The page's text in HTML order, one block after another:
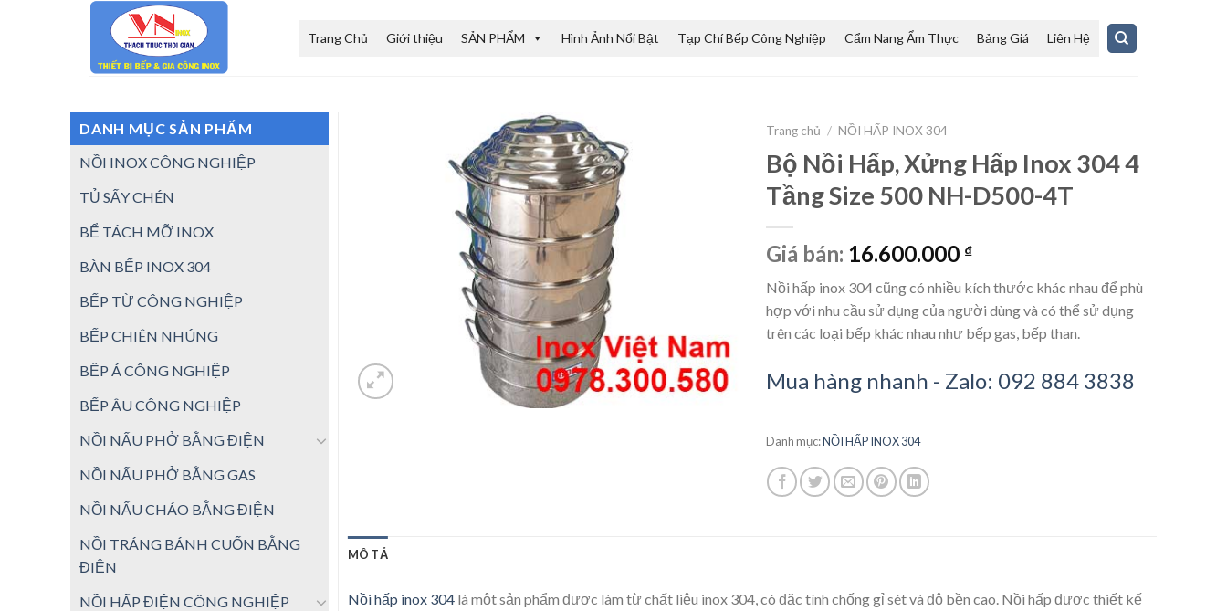
Trang Chủ Giới thiệu SẢN PHẨM Hình Ảnh Nổi Bật Tạp Chí Bếp Công Nghiệp Cẩm Nang Ẩm Thực Bảng Giá Liên Hệ
DANH MỤC SẢN PHẨM
NỒI INOX CÔNG NGHIỆP
TỦ SẤY CHÉN
BỂ TÁCH MỠ INOX
BÀN BẾP INOX 304
BẾP TỪ CÔNG NGHIỆP
BẾP CHIÊN NHÚNG
BẾP Á CÔNG NGHIỆP
BẾP ÂU CÔNG NGHIỆP
NỒI NẤU PHỞ BẰNG ĐIỆN
NỒI NẤU PHỞ BẰNG GAS
NỒI NẤU CHÁO BẰNG ĐIỆN
NỒI TRÁNG BÁNH CUỐN BẰNG
ĐIỆN
NỒI HẤP ĐIỆN CÔNG NGHIỆP
Trang chủ / NỒI HẤP INOX 304
Bộ Nồi Hấp, Xửng Hấp Inox 304 4
Tầng Size 500 NH-D500-4T
Giá bán: 16.600.000 ₫
Nồi hấp inox 304 cũng có nhiều kích thước khác nhau để phù
hợp với nhu cầu sử dụng của người dùng và có thể sử dụng
trên các loại bếp khác nhau như bếp gas, bếp than.
Mua hàng nhanh - Zalo: 092 884 3838
Danh mục:NỒI HẤP INOX 304
MÔ TẢ
Nồi hấp inox 304là một sản phẩm được làm từ chất liệu inox 304, có đặc tính chống gỉ sét và độ bền cao. Nồi hấp được thiết kế